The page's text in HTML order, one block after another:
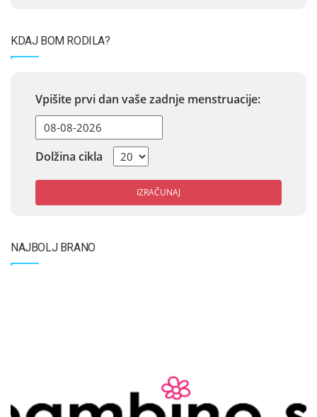
KDAJ BOM RODILA?
Vpišite prvi dan vaše zadnje menstruacije:
Dolžina cikla
IZRAČUNAJ
NAJBOLJ BRANO